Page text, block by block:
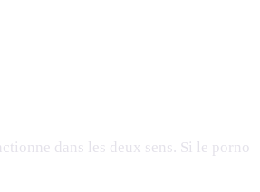
dans les deux sens. Si le porno